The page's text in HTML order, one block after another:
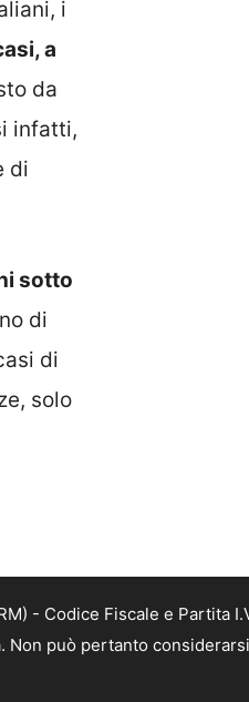
i
a
da
infatti,
di
sotto
di
di
solo
- Codice Fiscale e Partita
può pertanto